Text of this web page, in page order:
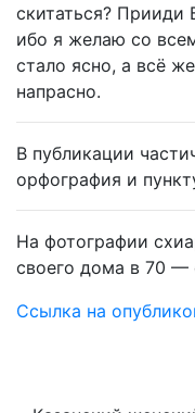
скитаться? Прииди
ибо я желаю со
стало ясно, а всё
напрасно.
В публикации
орфография и
На фотографии
своего дома в 70 —
Ссылка на